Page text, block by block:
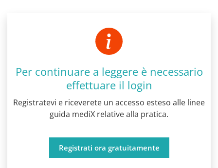
Per continuare a leggere è necessario
effettuare il login
Registratevi e riceverete un accesso esteso alle linee
guida mediX relative alla pratica.
Registrati ora gratuitamente